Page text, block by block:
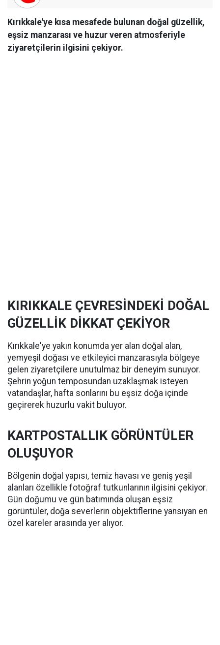
Kırıkkale'ye kısa mesafede bulunan doğal güzellik,
eşsiz manzarası ve huzur veren atmosferiyle
ziyaretçilerin ilgisini çekiyor.
KIRIKKALE ÇEVRESİNDEKİ DOĞAL
GÜZELLİK DİKKAT ÇEKİYOR
Kırıkkale'ye yakın konumda yer alan doğal alan,
yemyeşil doğası ve etkileyici manzarasıyla bölgeye
gelen ziyaretçilere unutulmaz bir deneyim sunuyor.
Şehrin yoğun temposundan uzaklaşmak isteyen
vatandaşlar, hafta sonlarını bu eşsiz doğa içinde
geçirerek huzurlu vakit buluyor.
KARTPOSTALLIK GÖRÜNTÜLER
OLUŞUYOR
Bölgenin doğal yapısı, temiz havası ve geniş yeşil
alanları özellikle fotoğraf tutkunlarının ilgisini çekiyor.
Gün doğumu ve gün batımında oluşan eşsiz
görüntüler, doğa severlerin objektiflerine yansıyan en
özel kareler arasında yer alıyor.